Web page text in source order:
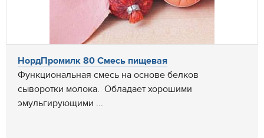
НордПромилк 80 Смесь пищевая
Функциональная смесь на основе белков
сыворотки молока. Обладает хорошими
эмульгирующими ...